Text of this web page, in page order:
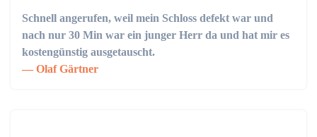
Schnell angerufen, weil mein Schloss defekt war und
nach nur 30 Min war ein junger Herr da und hat mir es
kostengünstig ausgetauscht.
Olaf Gärtner